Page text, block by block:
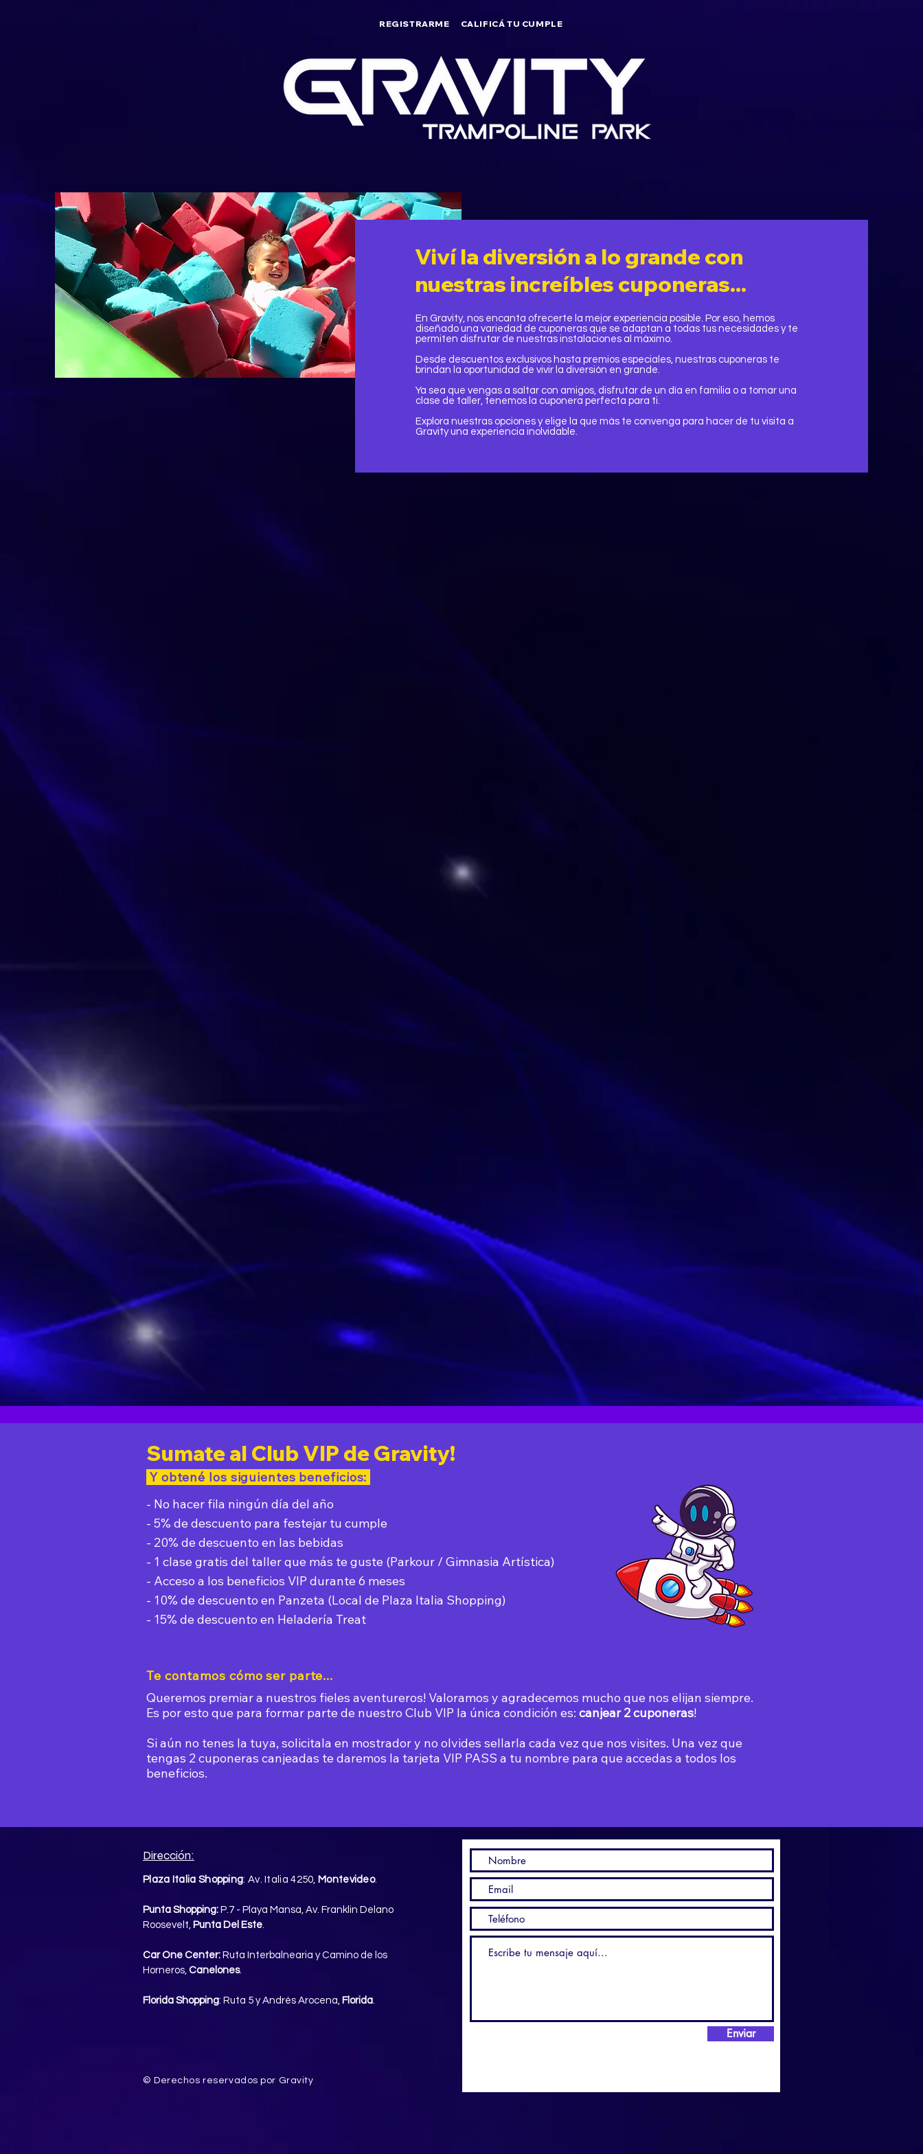
REGISTRARME CALIFICÁ TU CUMPLE
Viví la diversión a lo grande con
nuestras increíbles cuponeras...
En Gravity, nos encanta ofrecerte la mejor experiencia posible. Por eso, hemos
diseñado una variedad de cuponeras que se adaptan a todas tus necesidades y te
permiten disfrutar de nuestras instalaciones al máximo.
Desde descuentos exclusivos hasta premios especiales, nuestras cuponeras te
brindan la oportunidad de vivir la diversión en grande.
Ya sea que vengas a saltar con amigos, disfrutar de un día en familia o a tomar una
clase de taller, tenemos la cuponera perfecta para ti.
Explora nuestras opciones y elige la que más te convenga para hacer de tu visita a
Gravity una experiencia inolvidable.
Sumate al Club VIP de Gravity!
Y obtené los siguientes beneficios:
- No hacer fila ningún día del año
- 5% de descuento para festejar tu cumple
- 20% de descuento en las bebidas
- 1 clase gratis del taller que más te guste (Parkour / Gimnasia Artística)
- Acceso a los beneficios VIP durante 6 meses
- 10% de descuento en Panzeta (Local de Plaza Italia Shopping)
- 15% de descuento en Heladería Treat
Te contamos cómo ser parte...
Queremos premiar a nuestros fieles aventureros! Valoramos y agradecemos mucho que nos elijan siempre.
Es por esto que para formar parte de nuestro Club VIP la única condición es: canjear 2 cuponeras!
Si aún no tenes la tuya, solicitala en mostrador y no olvides sellarla cada vez que nos visites. Una vez que
tengas 2 cuponeras canjeadas te daremos la tarjeta VIP PASS a tu nombre para que accedas a todos los
beneficios.
Dirección:
Plaza Italia Shopping: Av. Italia 4250, Montevideo.
Punta Shopping: P.7 - Playa Mansa, Av. Franklin Delano
Roosevelt, Punta Del Este.
Car One Center: Ruta Interbalnearia y Camino de los
Horneros, Canelones.
Florida Shopping: Ruta 5 y Andrés Arocena, Florida.
© Derechos reservados por Gravity
Enviar